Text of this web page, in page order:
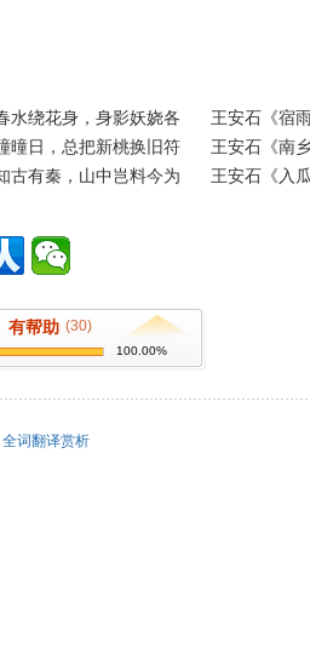
水绕花身，身影妖娆各
王安石《宿
曈日，总把新桃换旧符
王安石《南
古有秦，山中岂料今为
王安石《入
有帮助 (30)
100.00%
词翻译赏析